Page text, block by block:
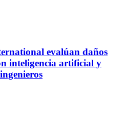
evalúan daños
inteligencia artificial y